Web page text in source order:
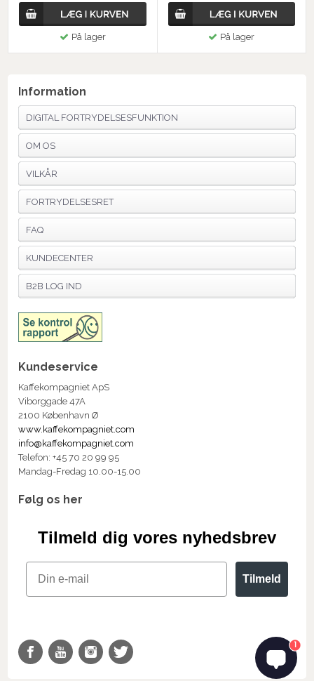
På lager På lager
Information
DIGITAL FORTRYDELSESFUNKTION
OM OS
VILKÅR
FORTRYDELSESRET
FAQ
KUNDECENTER
B2B LOG IND
Kundeservice
Kaffekompagniet ApS
Viborggade 47A
2100 København Ø
www.kaffekompagniet.com
info@kaffekompagniet.com
Telefon: +45 70 20 99 95
Mandag-Fredag 10.00-15.00
Følg os her
Tilmeld dig vores nyhedsbrev
Email
Tilmeld
1